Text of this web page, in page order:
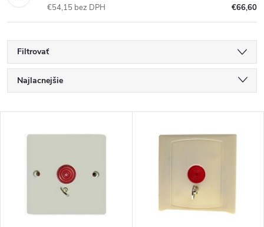
€66,60
€54,15 bez DPH
Filtrovať
R
a
Najlacnejšie